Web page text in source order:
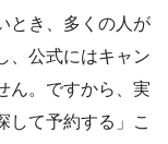
とき、多くの人が
、公式にはキャン
ん。ですから、実
して予約する」こ